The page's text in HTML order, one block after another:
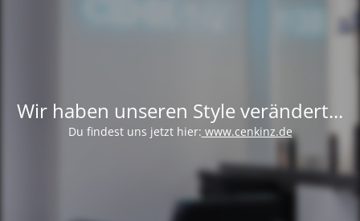
Wir haben unseren Style verändert...
Du findest uns jetzt hier: www.cenkinz.de